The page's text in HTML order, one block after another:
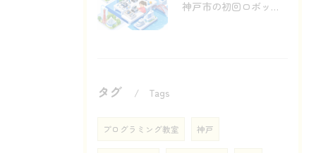
神戸市の初回ロボットプログラミング体験で見る動き
タグ Tags
プログラミング教室 神戸